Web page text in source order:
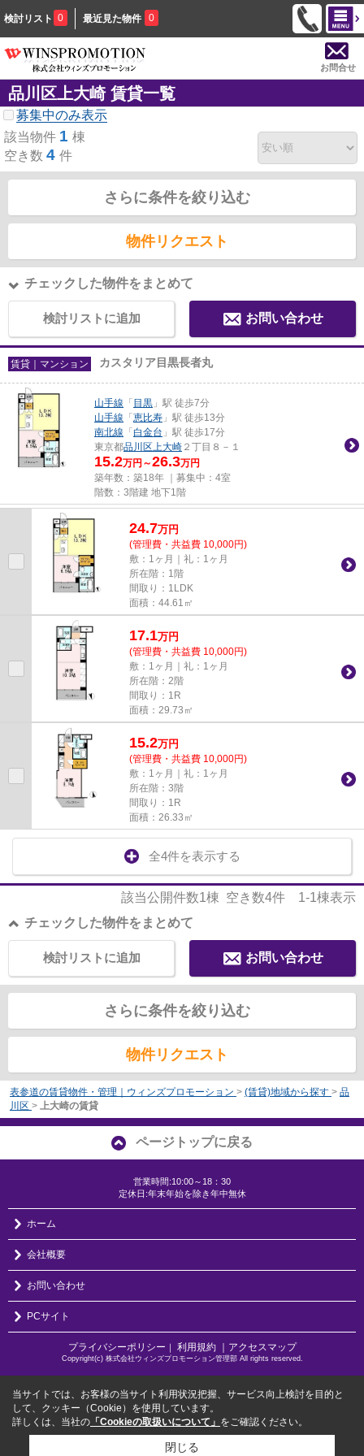
検討リスト 0 最近見た物件 0
お問合せ
品川区上大崎 賃貸一覧
募集中のみ表示
該当物件 1 棟
空き数 4 件
さらに条件を絞り込む
物件リクエスト
チェックした物件をまとめて
検討リストに追加 お問い合わせ
賃貸｜マンション カスタリア目黒長者丸
山手線 「 目黒 」駅 徒歩7分
山手線 「 恵比寿 」駅 徒歩13分
南北線 「 白金台 」駅 徒歩17分
東京都品川区上大崎 ２丁目８－１
15.2万円～26.3万円
築年数：築18年 ｜募集中： 4室
階数：3階建 地下1階
24.7万円
(管理費・共益費 10,000円)
敷：1ヶ月｜礼：1ヶ月
所在階：1階
間取り：1LDK
面積：44.61㎡
17.1万円
(管理費・共益費 10,000円)
敷：1ヶ月｜礼：1ヶ月
所在階：2階
間取り：1R
面積：29.73㎡
15.2万円
(管理費・共益費 10,000円)
敷：1ヶ月｜礼：1ヶ月
所在階：3階
間取り：1R
面積：26.33㎡
全4件を表示する
該当公開件数1棟 空き数4件 1-1棟表示
チェックした物件をまとめて
お問い合わせ
検討リストに追加
さらに条件を絞り込む
物件リクエスト
表参道の賃貸物件・管理｜ウィンズプロモーション > (賃貸)地域から探す > 品
川区 > 上大崎の賃貸
ページトップに戻る
営業時間:10:00～18：30
定休日:年末年始を除き年中無休
ホーム
会社概要
お問い合わせ
PCサイト
プライバシーポリシー ｜ 利用規約 ｜アクセスマップ
Copyright(c) 株式会社ウィンズプロモーション管理部 All rights reserved.
当サイトでは、お客様の当サイト利用状況把握、サービス向上検討を目的と
して、クッキー（Cookie）を使用しています。
詳しくは、当社の 「Cookieの取扱いについて」 をご確認ください。
閉じる